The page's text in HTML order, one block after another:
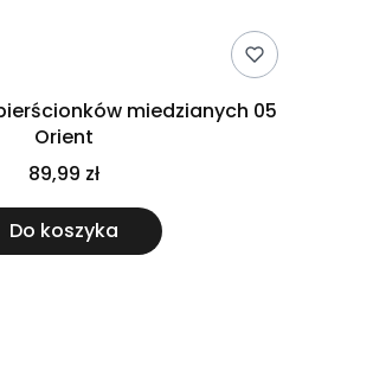
miedzianych 05
Orient
89,99 zł
Do koszyka